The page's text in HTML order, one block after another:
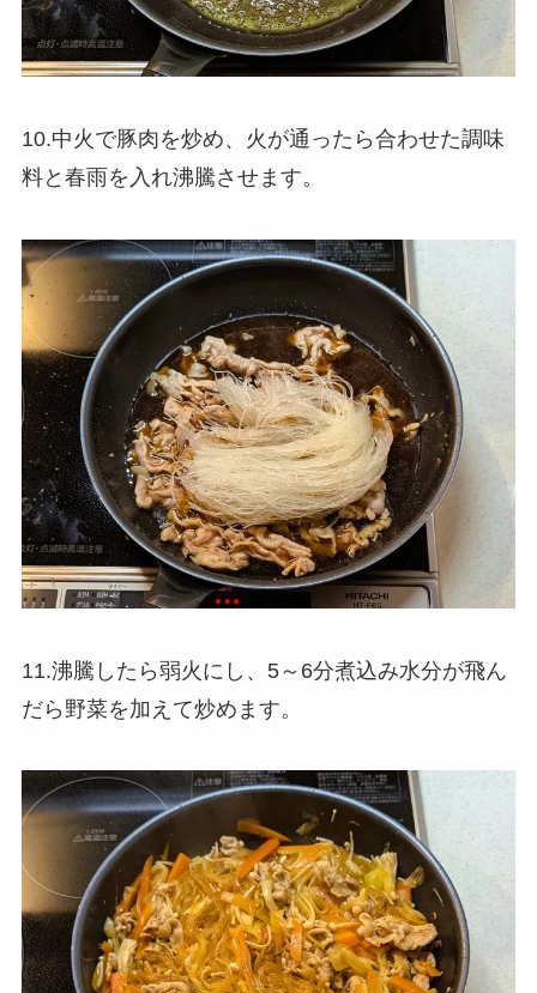
10.中火で豚肉を炒め、火が通ったら合わせた調味
料と春雨を入れ沸騰させます。
11.沸騰したら弱火にし、5～6分煮込み水分が飛ん
だら野菜を加えて炒めます。